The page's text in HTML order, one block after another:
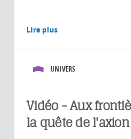
Lire plus
UNIVERS
Vidéo - Aux
la quête de l'axion